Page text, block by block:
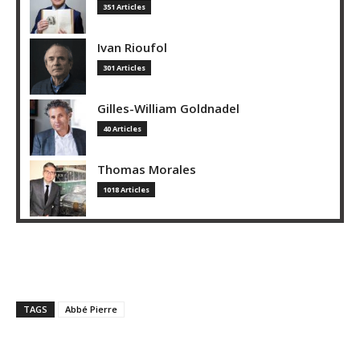
351 Articles
Ivan Rioufol
301 Articles
Gilles-William Goldnadel
40 Articles
Thomas Morales
1018 Articles
TAGS Abbé Pierre